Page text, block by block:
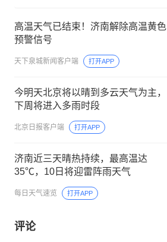
高温天气已结束！济南解除高温黄色
预警信号
天下泉城新闻客户端 打开APP
今明天北京将以晴到多云天气为主，
下周将进入多雨时段
北京日报客户端 打开APP
济南近三天晴热持续，最高温达
35℃，10日将迎雷阵雨天气
每日天气速览 打开APP
评论